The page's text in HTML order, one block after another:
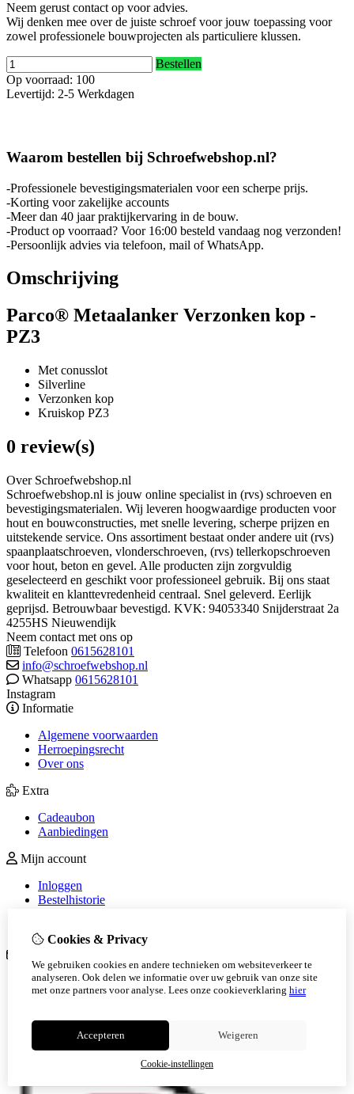
Neem gerust contact op voor advies.
Wij denken mee over de juiste schroef voor jouw toepassing voor
zowel professionele bouwprojecten als particuliere klussen.
Bestellen
Op voorraad: 100
Levertijd: 2-5 Werkdagen
Waarom bestellen bij Schroefwebshop.nl?
-Professionele bevestigingsmaterialen voor een scherpe prijs.
-Korting voor zakelijke accounts
-Meer dan 40 jaar praktijkervaring in de bouw.
-Product op voorraad? Voor 16:00 besteld vandaag nog verzonden!
-Persoonlijk advies via telefoon, mail of WhatsApp.
Omschrijving
Parco® Metaalanker Verzonken kop -
PZ3
Met conusslot
Silverline
Verzonken kop
Kruiskop PZ3
0 review(s)
Over Schroefwebshop.nl
Schroefwebshop.nl is jouw online specialist in (rvs) schroeven en
bevestigingsmaterialen. Wij leveren hoogwaardige producten voor
hout en bouwconstructies, met snelle levering, scherpe prijzen en
uitstekende service. Ons assortiment bestaat onder andere uit (rvs)
spaanplaatschroeven, vlonderschroeven, (rvs) tellerkopschroeven
voor hout, beton en gevel. Alle producten zijn zorgvuldig
geselecteerd en geschikt voor professioneel gebruik. Bij ons staat
kwaliteit en klanttevredenheid centraal. Snel geleverd. Eerlijk
geprijsd. Betrouwbaar bevestigd. KVK: 94053340 Snijderstraat 2a
4255HS Nieuwendijk
Neem contact met ons op
Telefoon 0615628101
info@schroefwebshop.nl
Whatsapp 0615628101
Instagram
Informatie
Algemene voorwaarden
Herroepingsrecht
Over ons
Extra
Cadeaubon
Aanbiedingen
Mijn account
Inloggen
Bestelhistorie
Contact
Retourneren
Veelgestelde vragen
Cookies & Privacy
We gebruiken cookies en andere technieken om websiteverkeer te
analyseren. Ook delen we informatie over uw gebruik van onze site
met onze partners voor analyse. Lees onze cookieverklaring hier
Accepteren Weigeren
Cookie-instellingen